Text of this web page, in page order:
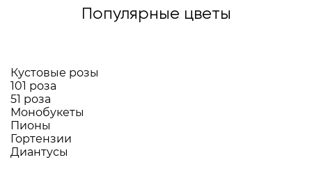
Популярные цветы
Кустовые розы
101 роза
51 роза
Монобукеты
Пионы
Гортензии
Диантусы